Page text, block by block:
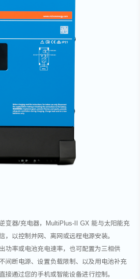
变器/充电器，MultiPlus-II GX 能与太阳能充
，以控制并网、离网或远程电源安装。
功率或电池充电速率，也可配置为三相供
断电源、设置负载限制、以及用电池补充
通过您的手机或智能设备进行控制。